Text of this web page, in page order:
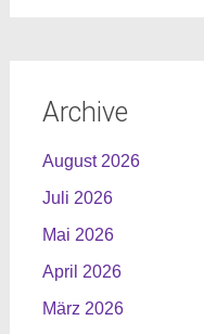
Archive
August 2026
Juli 2026
Mai 2026
April 2026
März 2026